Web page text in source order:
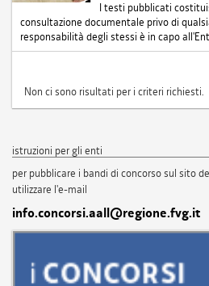
I testi pubblicati
consultazione documentale privo di
responsabilità degli stessi è in capo
Non ci sono risultati per i criteri richiesti.
istruzioni per gli enti
per pubblicare i bandi di concorso sul sito
utilizzare l'e-mail
info.concorsi.aall@regione.fvg.it